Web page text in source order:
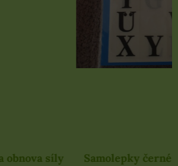
obnova síly
Samolepky černé